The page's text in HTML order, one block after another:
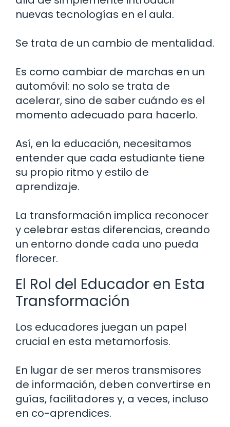
nuevas tecnologías en el aula.
Se trata de un cambio de mentalidad.
Es como cambiar de marchas en un
automóvil: no solo se trata de
acelerar, sino de saber cuándo es el
momento adecuado para hacerlo.
Así, en la educación, necesitamos
entender que cada estudiante tiene
su propio ritmo y estilo de
aprendizaje.
La transformación implica reconocer
y celebrar estas diferencias, creando
un entorno donde cada uno pueda
florecer.
El Rol del Educador en Esta
Transformación
Los educadores juegan un papel
crucial en esta metamorfosis.
En lugar de ser meros transmisores
de información, deben convertirse en
guías, facilitadores y, a veces, incluso
en co-aprendices.